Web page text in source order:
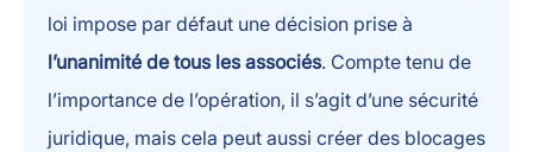
loi impose par défaut une décision prise à
l’unanimité de tous les associés. Compte tenu de
l’importance de l’opération, il s’agit d’une sécurité
juridique, mais cela peut aussi créer des blocages